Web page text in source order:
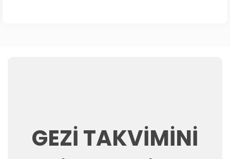
GEZİ TAKVİMİNİ